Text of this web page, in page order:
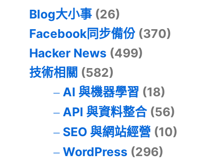
Blog大小事 (26)
Facebook同步備份 (370)
Hacker News (499)
技術相關 (582)
AI 與機器學習 (18)
API 與資料整合(56)
SEO 與網站經營 (10)
WordPress (296)